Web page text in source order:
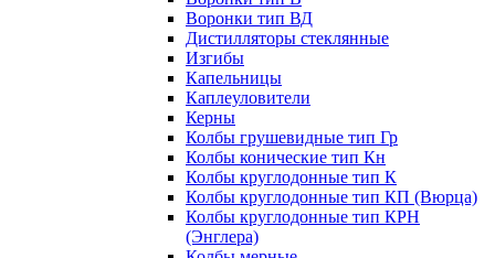
Воронки тип ВД
Дистилляторы стеклянные
Изгибы
Капельницы
Каплеуловители
Керны
Колбы грушевидные тип Гр
Колбы конические тип Кн
Колбы круглодонные тип К
Колбы круглодонные тип КП (Вюрца)
Колбы круглодонные тип КРН
(Энглера)